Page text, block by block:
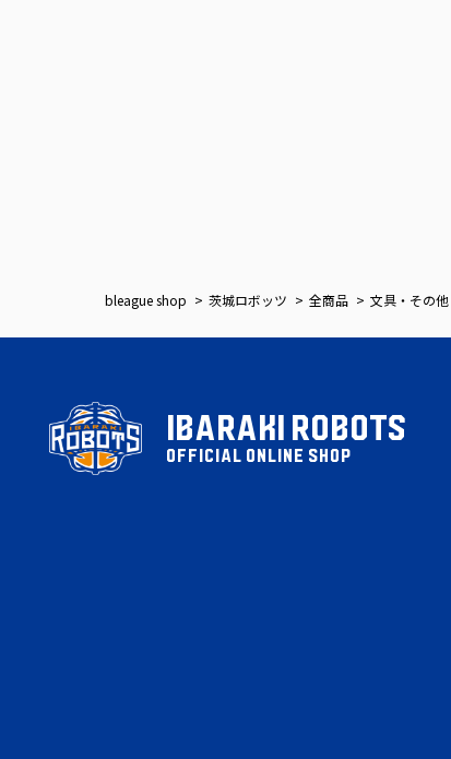
bleague shop 茨城ロボッツ 全商品 文具・その他
IBARAKI ROBOTS
OFFICIAL ONLINE SHOP